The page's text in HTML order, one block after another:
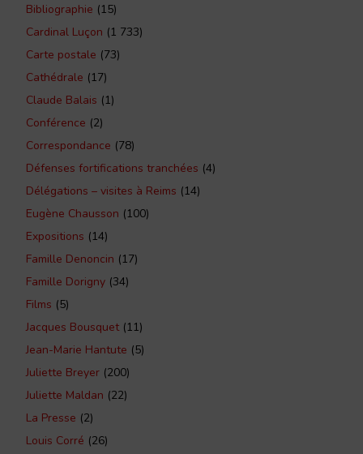
Bibliographie (15)
Cardinal Luçon (1 733)
Carte postale (73)
Cathédrale (17)
Claude Balais (1)
Conférence (2)
Correspondance (78)
Défenses fortifications tranchées (4)
Délégations – visites à Reims (14)
Eugène Chausson (100)
Expositions (14)
Famille Denoncin (17)
Famille Dorigny (34)
Films (5)
Jacques Bousquet(11)
Jean-Marie Hantute (5)
Juliette Breyer (200)
Juliette Maldan (22)
La Presse (2)
Louis Corré (26)